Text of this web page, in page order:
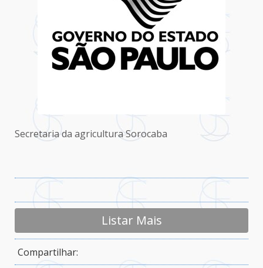
Secretaria da agricultura Sorocaba
Listar Mais
Compartilhar: